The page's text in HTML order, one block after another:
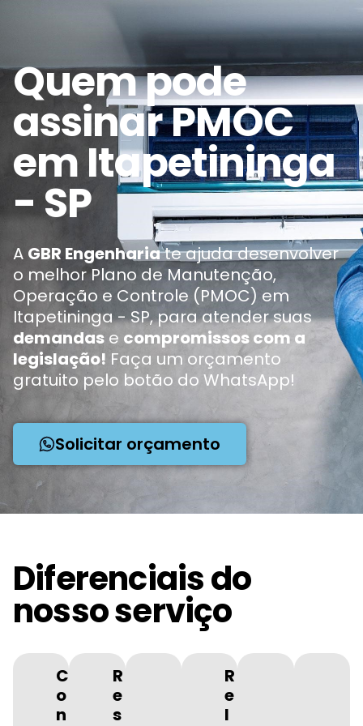
Quem pode
assinar PMOC
em Itapetininga
- SP
A GBR Engenhariate ajuda desenvolver
o melhor Plano de Manutenção,
Operação e Controle (PMOC) em
Itapetininga - SP, para atender suas
demandas e compromissos com a
legislação! Faça um orçamento
gratuito pelo botão do WhatsApp!
Solicitar orçamento
Diferenciais do
nosso serviço
C
o
n
R
e
s
R
e
l